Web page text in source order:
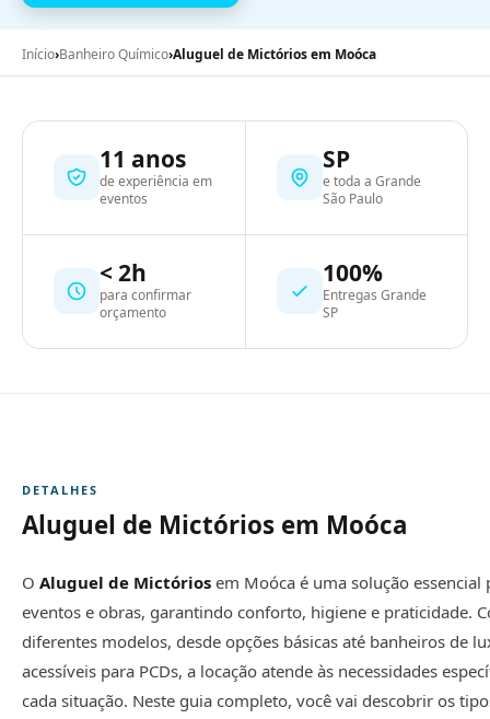
Início›Banheiro Químico›Aluguel de Mictórios em Moóca
11 anos
de experiência em
eventos
SP
e toda a Grande
São Paulo
< 2h
para confirmar
orçamento
100%
Entregas Grande
SP
DETALHES
Aluguel de Mictórios em Moóca
O Aluguel de Mictórios em Moóca é uma solução essencial
eventos e obras, garantindo conforto, higiene e praticidade.
diferentes modelos, desde opções básicas até banheiros de
acessíveis para PCDs, a locação atende às necessidades
cada situação. Neste guia completo, você vai descobrir os